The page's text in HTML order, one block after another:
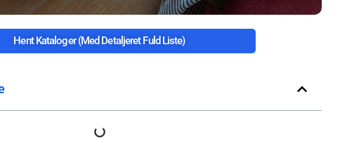
Hent Kataloger (med Detaljeret Fuld Liste)